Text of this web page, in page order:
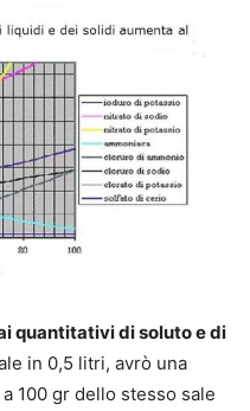
quantitativi di soluto e di
in 0,5 litri, avrò una
100 gr dello stesso sale